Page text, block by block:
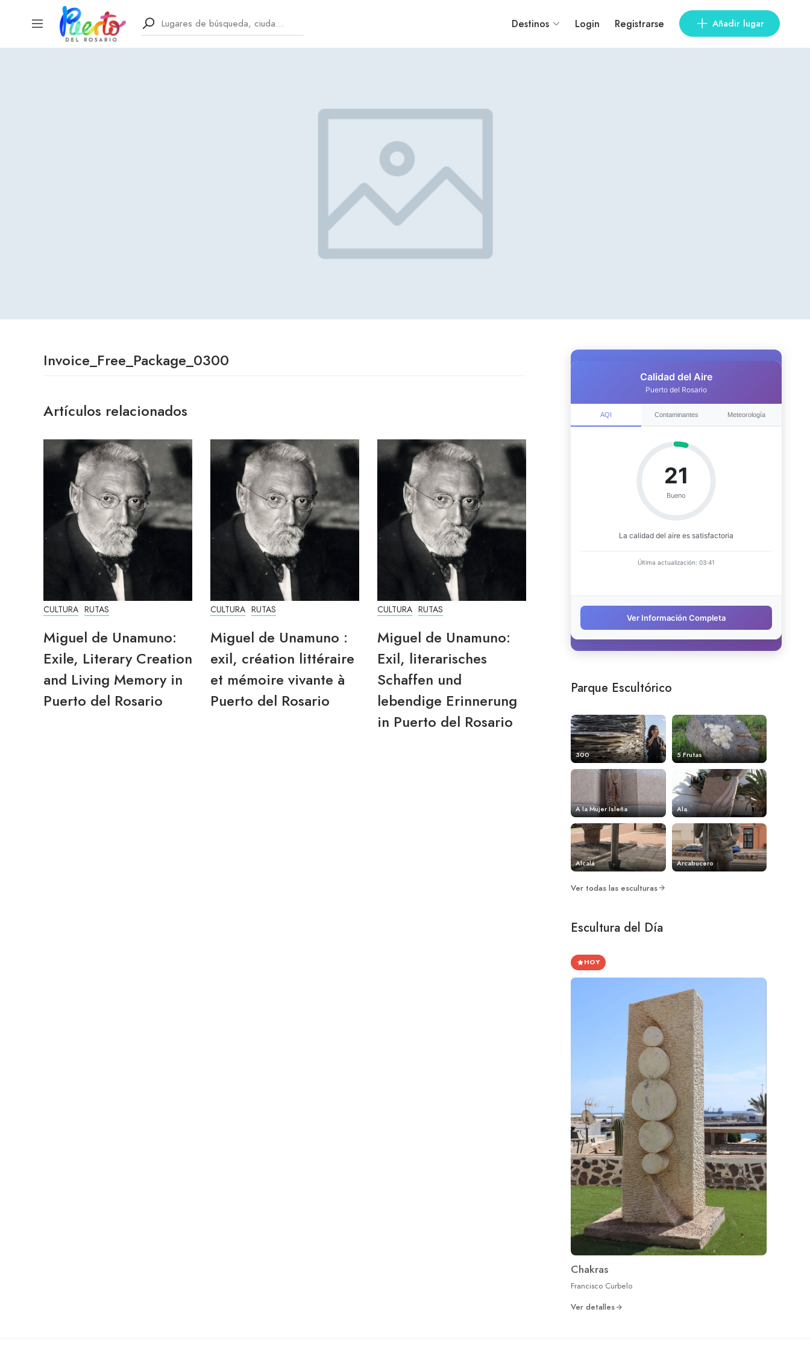
Destinos Login Registrarse Añadir lugar
Invoice_Free_Package_0300
Artículos relacionados
CULTURA RUTAS
Miguel de Unamuno:
Exile, Literary Creation
and Living Memory in
Puerto del Rosario
CULTURA RUTAS
Miguel de Unamuno :
exil, création littéraire
et mémoire vivante à
Puerto del Rosario
CULTURA RUTAS
Miguel de Unamuno:
Exil, literarisches
Schaffen und
lebendige Erinnerung
in Puerto del Rosario
Parque Escultórico
300 5 Frutas
A la Mujer Isleña Ala
Alcalá Arcabucero
Ver todas las esculturas
Escultura del Día
HOY
Chakras
Francisco Curbelo
Ver detalles